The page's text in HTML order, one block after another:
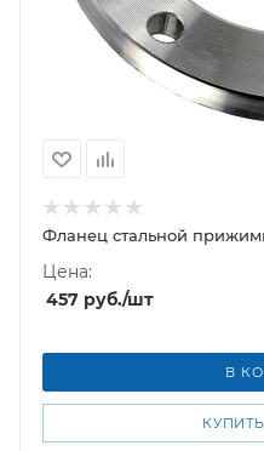
Фланец стальной
Цена:
457 руб./шт
В